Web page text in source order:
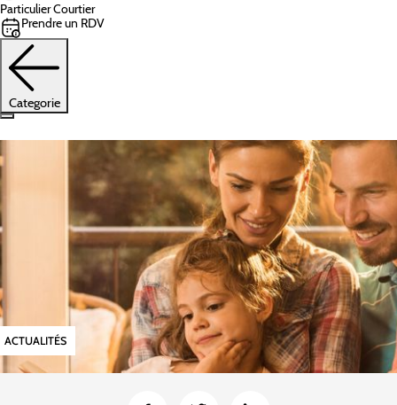
ParticulierCourtier
Prendre un RDV
Categorie
ACTUALITÉS